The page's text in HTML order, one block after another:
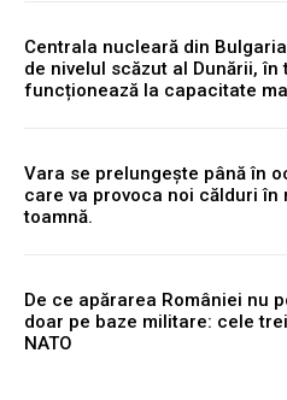
Centrala nucleară din
de nivelul scăzut al Dunării, în
funcționează la capacitate
Vara se prelungește până în
care va provoca noi călduri în
toamnă.
De ce apărarea României nu
doar pe baze militare: cele
NATO